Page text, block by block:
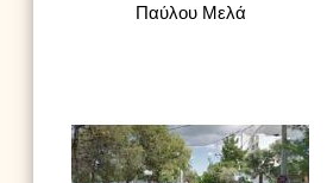
Παύλου Μελά